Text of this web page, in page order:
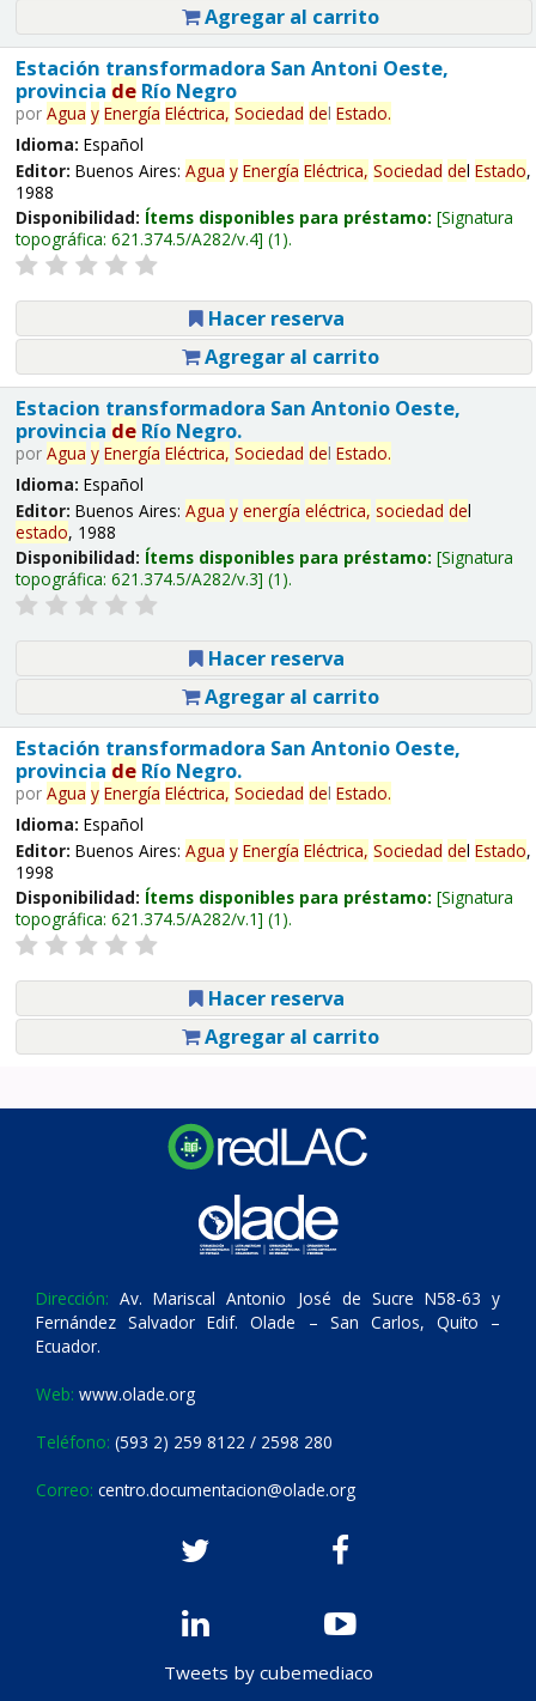
Agregar al carrito
Estación transformadora San Antoni Oeste,
provincia deRío Negro
por Agua y Energía Eléctrica, Sociedad del Estado.
Idioma: Español
Editor: Buenos Aires: Agua y Energía Eléctrica, Sociedad del Estado,
1988
Disponibilidad: Ítems disponibles para préstamo: Signatura
topográfica: 621.374.5/A282/v.4 (1).
Hacer reserva
Agregar al carrito
Estacion transformadora San Antonio Oeste,
provincia deRío Negro.
por Agua y Energía Eléctrica, Sociedad del Estado.
Idioma: Español
Editor: Buenos Aires: Agua y energía eléctrica, sociedad del
estado, 1988
Disponibilidad: Ítems disponibles para préstamo: Signatura
topográfica: 621.374.5/A282/v.3 (1).
Hacer reserva
Agregar al carrito
Estación transformadora San Antonio Oeste,
provincia deRío Negro.
por Agua y Energía Eléctrica, Sociedad del Estado.
Idioma: Español
Editor: Buenos Aires: Agua y Energía Eléctrica, Sociedad del Estado,
1998
Disponibilidad: Ítems disponibles para préstamo: Signatura
topográfica: 621.374.5/A282/v.1 (1).
Hacer reserva
Agregar al carrito
Dirección: Av. Mariscal Antonio José de Sucre N58-63 y
Fernández Salvador Edif. Olade – San Carlos, Quito –
Ecuador.
Web: www.olade.org
Teléfono: (593 2) 259 8122 / 2598 280
Correo: centro.documentacion@olade.org
Tweets by cubemediaco